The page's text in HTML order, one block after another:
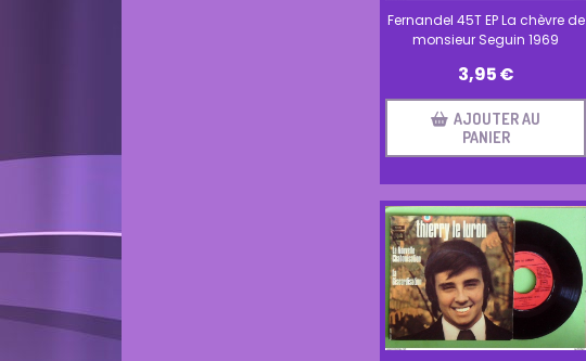
Fernandel 45T EP La chèvre de
monsieur Seguin 1969
3,95€
AJOUTER AU
PANIER